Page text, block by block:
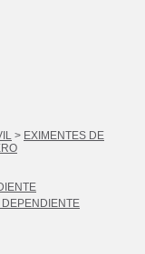
> EXIMENTES DE